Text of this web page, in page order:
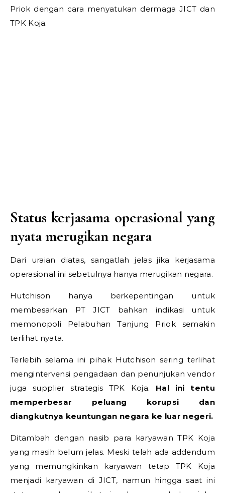
Priok dengan cara menyatukan dermaga JICT dan
TPK Koja.
Status kerjasama operasional yang
nyata merugikan negara
Dari uraian diatas, sangatlah jelas jika kerjasama
operasional ini sebetulnya hanya merugikan negara.
Hutchison hanya berkepentingan untuk
membesarkan PT JICT bahkan indikasi untuk
memonopoli Pelabuhan Tanjung Priok semakin
terlihat nyata.
Terlebih selama ini pihak Hutchison sering terlihat
mengintervensi pengadaan dan penunjukan vendor
juga supplier strategis TPK Koja. Hal ini tentu
memperbesar peluang korupsi dan
diangkutnya keuntungan negara ke luar negeri.
Ditambah dengan nasib para karyawan TPK Koja
yang masih belum jelas. Meski telah ada addendum
yang memungkinkan karyawan tetap TPK Koja
menjadi karyawan di JICT, namun hingga saat ini